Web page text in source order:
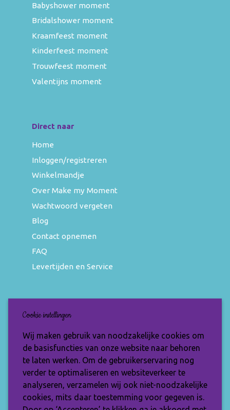
Babyshower moment
Bridalshower moment
Kraamfeest moment
Kinderfeest moment
Trouwfeest moment
Valentijns moment
Direct naar
Home
Inloggen/registreren
Winkelmandje
Over Make my Moment
Wachtwoord vergeten
Blog
Contact opnemen
FAQ
Levertijden en Service
Nieuwsbrief
Wil jij op de hoogte blijven van de nieuwste
items en speciale aanbiedingen? Vul je e-
mailadres dan in en ontvang de Make My
Moment nieuwsbrief.
Cookie instellingen
Wij maken gebruik van noodzakelijke cookies om
de basisfuncties van onze website naar behoren
te laten werken. Om de gebruikerservaring nog
verder te optimaliseren en websiteverkeer te
analyseren, verzamelen wij ook niet-noodzakelijke
cookies, mits daar toestemming voor gegeven is.